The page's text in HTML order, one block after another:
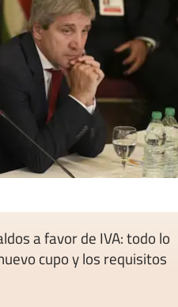
a favor de IVA: todo lo
cupo y los requisitos